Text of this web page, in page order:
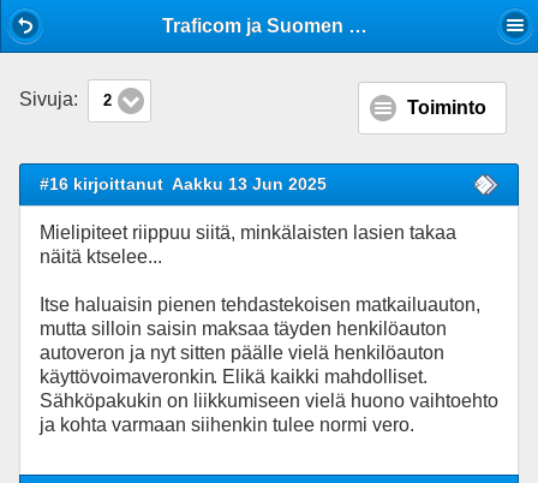
Traficom ja Suomen Valtio köyhdytää matkailuautolijan, ilometri maksaa....
Sivuja: 2 Toiminto
#16 kirjoittanut Aakku 13 Jun 2025
Mielipiteet riippuu siitä, minkälaisten lasien takaa
näitä ktselee...
Itse haluaisin pienen tehdastekoisen matkailuauton,
mutta silloin saisin maksaa täyden henkilöauton
autoveron ja nyt sitten päälle vielä henkilöauton
käyttövoimaveronkin. Elikä kaikki mahdolliset.
Sähköpakukin on liikkumiseen vielä huono vaihtoehto
ja kohta varmaan siihenkin tulee normi vero.